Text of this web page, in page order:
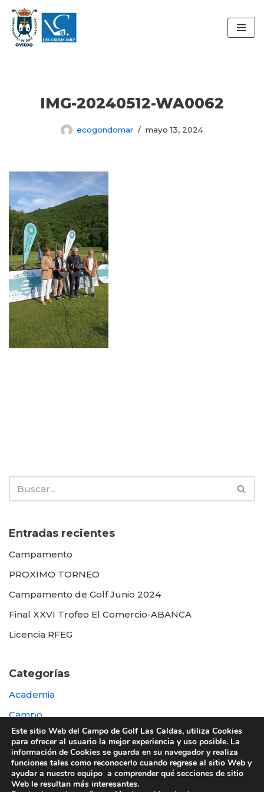
Saltar
al
IMG-20240512-WA0062
ecogondomar mayo 13, 2024
Entradas recientes
Campamento
PROXIMO TORNEO
Campamento de Golf Junio 2024
Final XXVI Trofeo El Comercio-ABANCA
Licencia RFEG
Categorías
Academia
Campo
Destacada
Otras
Este sitio Web del Campo de Golf Las Caldas, utiliza Cookies
para ofrecer al usuario la mejor experiencia y uso posible. La
información de Cookies se guarda en su navegador y realiza
funciones tales como reconocerlo cuando regrese al sitio Web y
ayudar a nuestro equipo a comprender qué secciones de sitio
Web le resultan más interesantes.